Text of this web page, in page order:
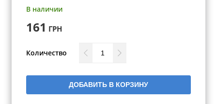
В наличии
161 ГРН
Количество
ДОБАВИТЬ В КОРЗИНУ